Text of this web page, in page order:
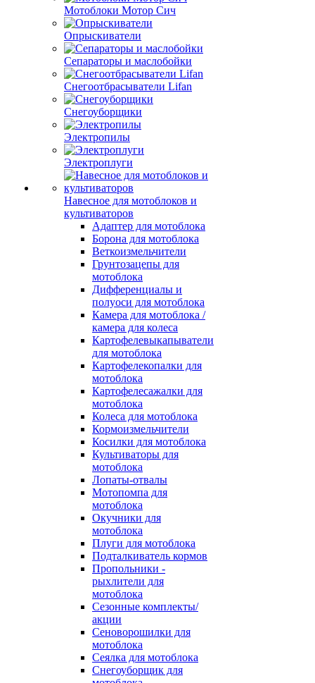
Мотоблоки Мотор Сич
Опрыскиватели
Сепараторы и маслобойки
Снегоотбрасыватели Lifan
Снегоуборщики
Электропилы
Электроплуги
Навесное для мотоблоков и
культиваторов
Адаптер для мотоблока
Борона для мотоблока
Веткоизмельчители
Грунтозацепы для
мотоблока
Дифференциалы и
полуоси для мотоблока
Камера для мотоблока /
камера для колеса
Картофелевыкапыватели
для мотоблока
Картофелекопалки для
мотоблока
Картофелесажалки для
мотоблока
Колеса для мотоблока
Кормоизмельчители
Косилки для мотоблока
Культиваторы для
мотоблока
Лопаты-отвалы
Мотопомпа для
мотоблока
Окучники для
мотоблока
Плуги для мотоблока
Подталкиватель кормов
Пропольники -
рыхлители для
мотоблока
Сезонные комплекты/
акции
Сеноворошилки для
мотоблока
Сеялка для мотоблока
Снегоуборщик для